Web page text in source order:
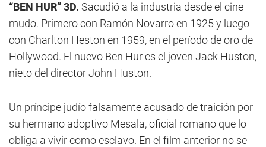
“BEN HUR” 3D. Sacudió a la industria desde el cine
mudo. Primero con Ramón Novarro en 1925 y luego
con Charlton Heston en 1959, en el período de oro de
Hollywood. El nuevo Ben Hur es el joven Jack Huston,
nieto del director John Huston.
Un príncipe judío falsamente acusado de traición por
su hermano adoptivo Mesala, oficial romano que lo
obliga a vivir como esclavo. En el film anterior no se